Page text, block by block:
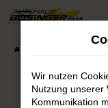
Zum
springen
Fehler:
Wir nutzen
Nutzung unserer
Kommunikation